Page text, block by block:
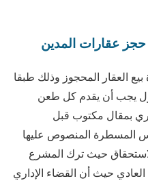
عقارات المدين
العقار المحجوز وذلك طبقا
تقول يجب أن يقدم كل طعن
بمقال مكتوب قبل
المسطرة المنصوص عليها
الاستحقاق حيث ترك المشرع
حيث أن القضاء الإداري